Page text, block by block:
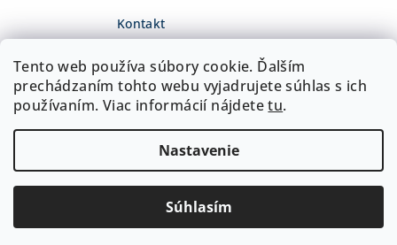
Tento web používa súbory cookie. Ďalším
prechádzaním tohto webu vyjadrujete súhlas s ich
používaním. Viac informácií nájdetetu.
Nastavenie
Súhlasím
Kontakt
+421 918 468 475
fb.com/adamshop.sk
adamshop.sk
Vytvoril Shoptet